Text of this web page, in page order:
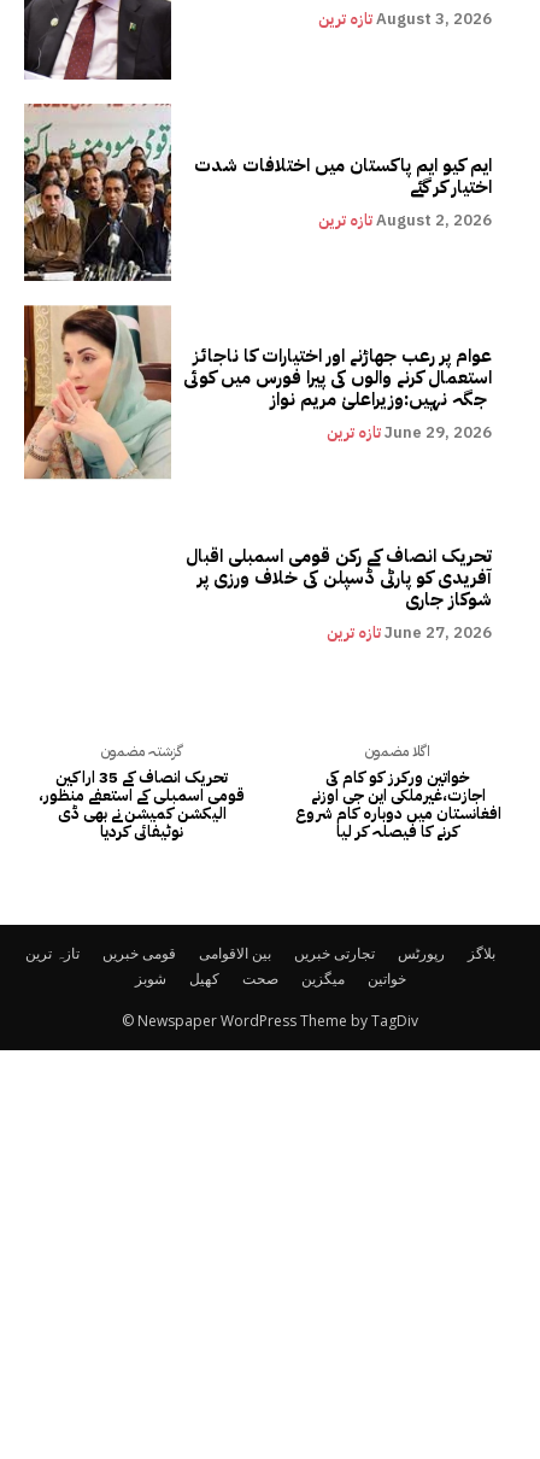
تازہ ترینAugust 3, 2026
ایم کیو ایم پاکستان میں اختلافات شدت
اختیار کر گئے
تازہ ترینAugust 2, 2026
عوام پر رعب جھاڑنے اور اختیارات کا ناجائز
استعمال کرنے والوں کی پیرا فورس میں کوئی
تازہ ترینJune 29, 2026
تحریک انصاف کے رکن قومی اسمبلی اقبال
آفریدی کو پارٹی ڈسپلن کی خلاف ورزی پر
شوکاز جاری
تازہ ترینJune 27, 2026
گزشتہ مضمون
تحریک انصاف کے 35 اراکین
قومی اسمبلی کے استعفے منظور،
الیکشن کمیشن نے بھی ڈی
نوٹیفائی کردیا
اگلا مضمون
خواتین ورکرز کو کام کی
اجازت،غیرملکی این جی اوزنے
افغانستان میں دوبارہ کام شروع
کرنے کا فیصلہ کر لیا
تازہ ترین قومی خبریں بین الاقوامی تجارتی خبریں رپورٹس
بلاگز
شوبز
کھیل صحت میگزین خواتین
© Newspaper WordPress Theme by TagDiv